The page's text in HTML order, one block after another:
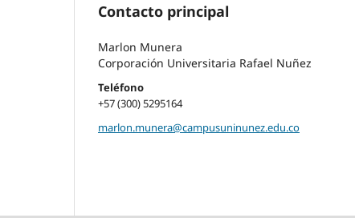
Contacto principal
Marlon Munera
Corporación Universitaria Rafael Nuñez
Teléfono
+57 (300) 5295164
marlon.munera@campusuninunez.edu.co